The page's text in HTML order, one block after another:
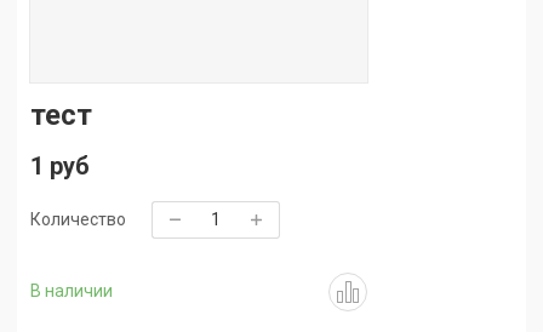
тест
В наличии
1 руб
Количество